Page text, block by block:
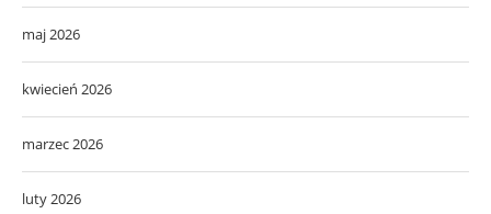
maj 2026
kwiecień 2026
marzec 2026
luty 2026